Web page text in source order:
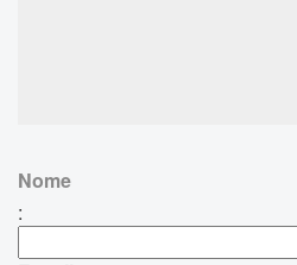
Nome
: